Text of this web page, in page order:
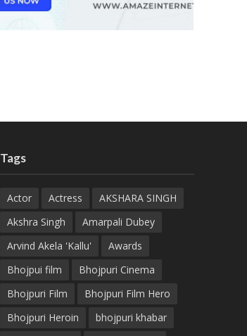
Tags
Actor Actress
AKSHARA SINGH
Akshra Singh
Amarpali Dubey
Arvind Akela 'Kallu'
Awards
Bhojpui film
Bhojpuri Cinema
Bhojpuri Film
Bhojpuri Film Hero
Bhojpuri Heroin
bhojpuri khabar